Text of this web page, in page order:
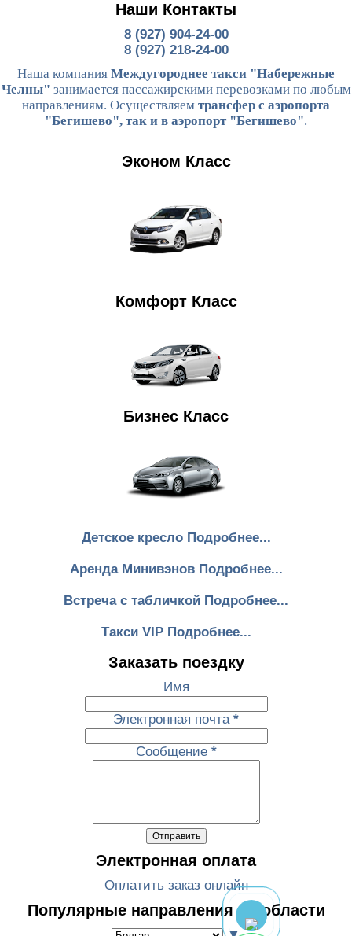
Наши Контакты
8 (927) 904-24-00
8 (927) 218-24-00
Наша компания Междугороднее такси "Набережные
Челны" занимается пассажирскими перевозками по любым
направлениям. Осуществляем трансфер с аэропорта
"Бегишево", так и в аэропорт "Бегишево".
Эконом Класс
Комфорт Класс
Бизнес Класс
Детское кресло Подробнее...
Аренда Минивэнов Подробнее...
Встреча с табличкой Подробнее...
Такси VIP Подробнее...
Заказать поездку
Имя
Электронная почта *
Сообщение *
Электронная оплата
Оплатить заказ онлайн
Популярные направления по области